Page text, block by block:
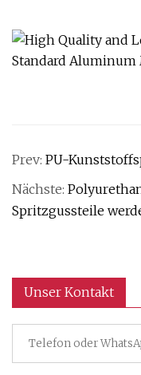
Prev: PU-
Nächste:
Spritzgussteile
Unser Kontakt